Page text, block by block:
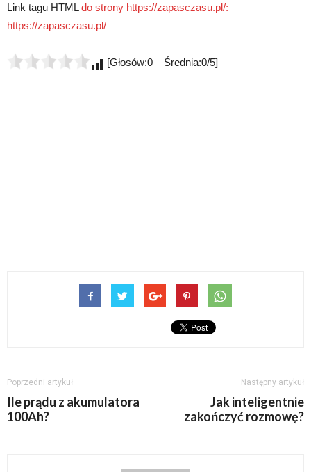
Link tagu HTMLdo strony https://zapasczasu.pl/:
https://zapasczasu.pl/
[Głosów:0 Średnia:0/5]
Poprzedni artykuł
Ile prądu z akumulatora
100Ah?
Następny artykuł
Jak inteligentnie
zakończyć rozmowę?